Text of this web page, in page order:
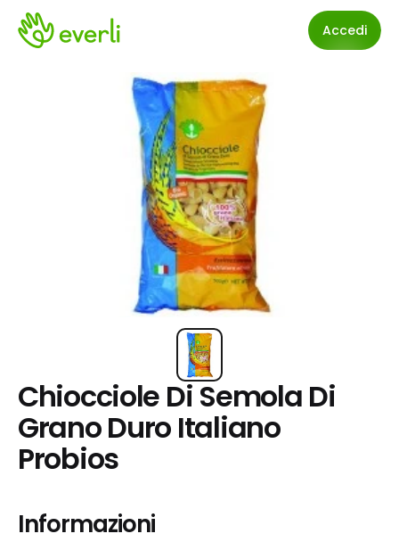
Accedi
Chiocciole Di Semola Di
Grano Duro Italiano
Probios
Informazioni